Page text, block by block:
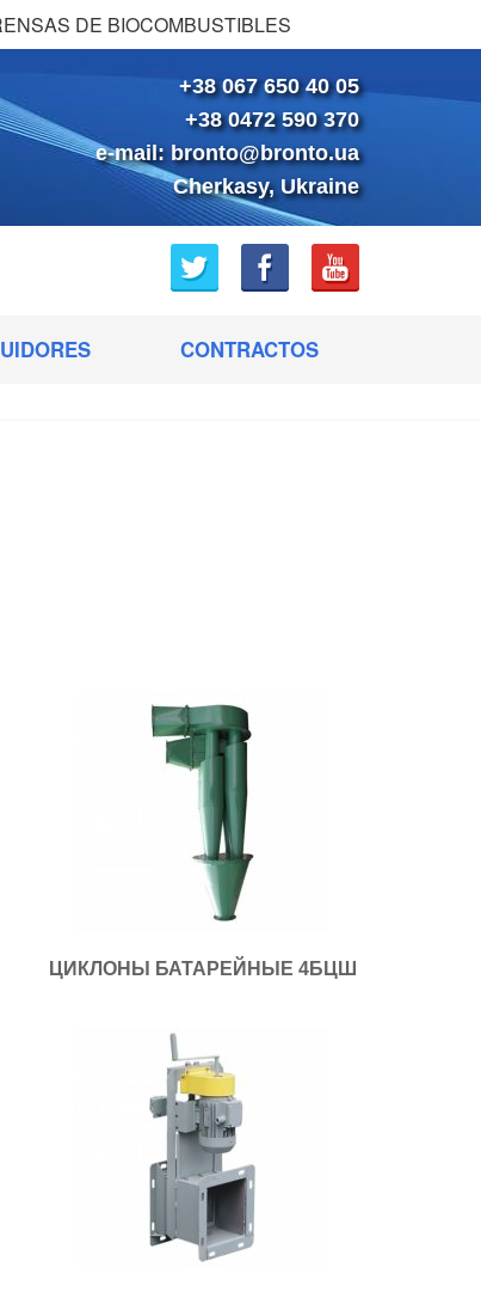
DE BIOCOMBUSTIBLES
+38 067 650 40 05
+38 0472 590 370
e-mail: bronto@bronto.ua
Cherkasy, Ukraine
CONTRACTOS
ЦИКЛОНЫ БАТАРЕЙНЫЕ 4БЦШ